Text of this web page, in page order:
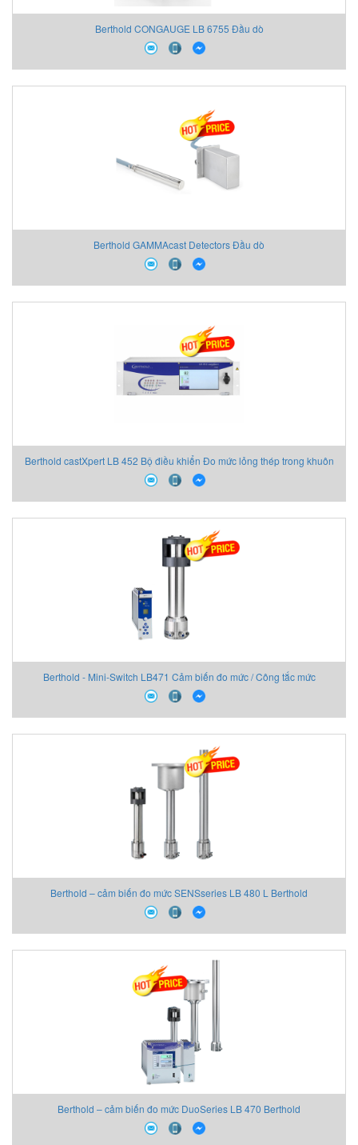
Berthold CONGAUGE LB 6755 Đầu dò
Berthold GAMMAcast Detectors Đầu dò
Berthold castXpert LB 452 Bộ điều khiển Đo mức lỏng thép trong khuôn
Berthold - Mini-Switch LB471 Cảm biến đo mức / Công tắc mức
Berthold – cảm biến đo mức SENSseries LB 480 L Berthold
Berthold – cảm biến đo mức DuoSeries LB 470 Berthold